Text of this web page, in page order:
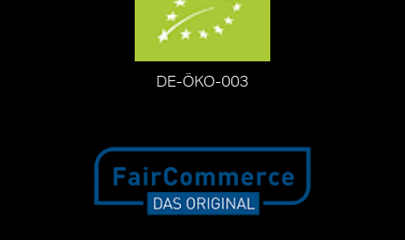
DE-ÖKO-003